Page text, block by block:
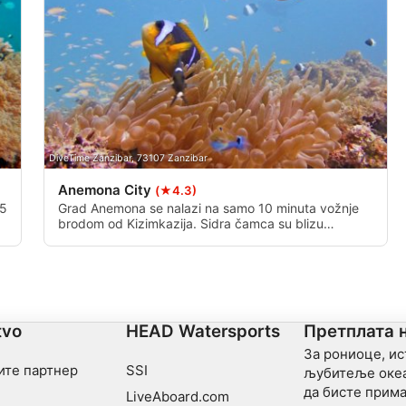
DiveTime Zanzibar, 73107 Zanzibar
Anemona City (★4.3)
Grad Anemona se nalazi na samo 10 minuta vožnje
brodom od Kizimkazija. Sidra čamca su blizu
партнер
HEAD Watersports
SSI
LiveAboard.com
Претплата
За рониоце,
љубитеље
да бисте
from different sources